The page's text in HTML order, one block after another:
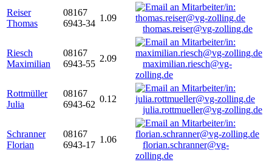
Reiser
Thomas
08167
6943-34
1.09
thomas.reiser@vg-zolling.de
Riesch
Maximilian
08167
6943-55
2.09
maximilian.riesch@vg-
zolling.de
Rottmüller
Julia
08167
6943-62
0.12
julia.rottmueller@vg-zolling.de
Schranner
Florian
08167
6943-17
1.06
florian.schranner@vg-
zolling.de